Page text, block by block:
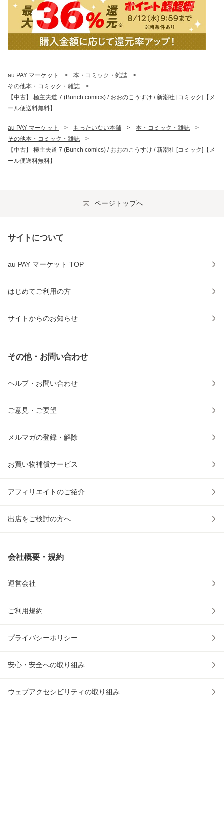
au PAY マーケット > 本・コミック・雑誌
>
その他本・コミック・雑誌
>
【中古】 極主夫道 7 (Bunch comics) / おおのこうすけ / 新潮社 [コミック]【メ
ール便送料無料】
au PAY マーケット > もったいない本舗 > 本・コミック・雑誌
>
その他本・コミック・雑誌
>
【中古】 極主夫道 7 (Bunch comics) / おおのこうすけ / 新潮社 [コミック]【メ
ール便送料無料】
ページトップへ
サイトについて
au PAY マーケット TOP
はじめてご利用の方
サイトからのお知らせ
その他・お問い合わせ
ヘルプ・お問い合わせ
ご意見・ご要望
メルマガの登録・解除
お買い物補償サービス
アフィリエイトのご紹介
出店をご検討の方へ
会社概要・規約
運営会社
ご利用規約
プライバシーポリシー
安心・安全への取り組み
ウェブアクセシビリティの取り組み